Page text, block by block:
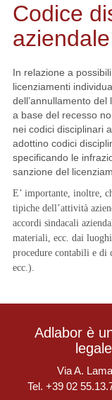
Codice
aziendale
In relazione a
licenziamenti
dell’annullamento del
a base del recesso
nei codici disciplinari
adottino codici
specificando le
sanzione del
E’ importante, inoltre,
tipiche dell’attività
accordi sindacali
materiali, ecc. dai
procedure contabili e di
ecc.).
Adlabor è
legale
Via A.
Tel. +39 02